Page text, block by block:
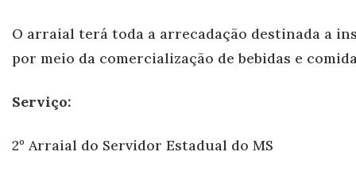
O arraial terá toda a arrecadação destinada a
por meio da comercialização de bebidas e
Serviço:
2º Arraial do Servidor Estadual do MS